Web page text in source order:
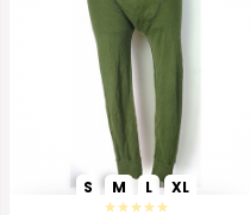
S M L XL